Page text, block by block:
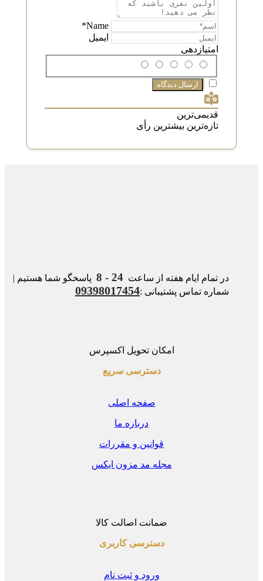
Name*
امتیازدهی
قدیمی‌ترین
تازه‌ترین بیشترین رأی
در تمام ایام هفته از ساعت24 - 8
پاسخگو شما هستیم |
شماره تماس پشتیبانی :09398017454
امکان تحویل اکسپرس
دسترسی سریع
صفحه اصلی
درباره ما
قوانین و مقررات
مجله مد مزون ایکس
ضمانت اصالت کالا
دسترسی کاربری
ورود و ثبت نام